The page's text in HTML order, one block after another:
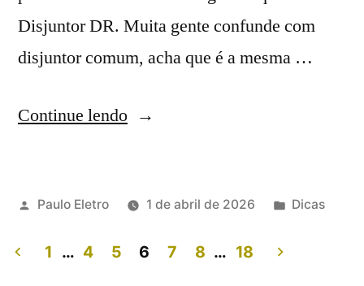
Disjuntor DR. Muita gente confunde com
disjuntor comum, acha que é a mesma …
Continue lendo“Disjuntor
Que
É,
Publicado
Paulo Eletro 1 de abril de 2026
Publicado
Dicas
1 … 4 5 6 7 8 … 18